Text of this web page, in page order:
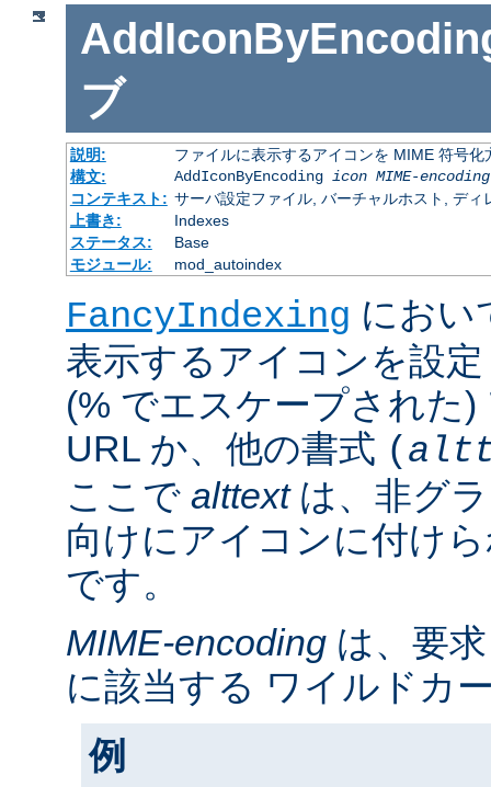
ブ
説明:
ファイルに表示するアイコンを MIME 符号化
構文:
AddIconByEncoding icon MIME-encoding
コンテキスト: サーバ設定ファイル, バーチャルホスト, ディ
上書き:
Indexes
ステータス:
Base
モジュール:
mod_autoindex
FancyIndexing におい
表示するアイコンを設
(% でエスケープされた
URL か、他の書式 (
ここで alttextは、非グ
向けにアイコンに付け
です。
MIME-encoding は、要
に該当する ワイルドカ
例